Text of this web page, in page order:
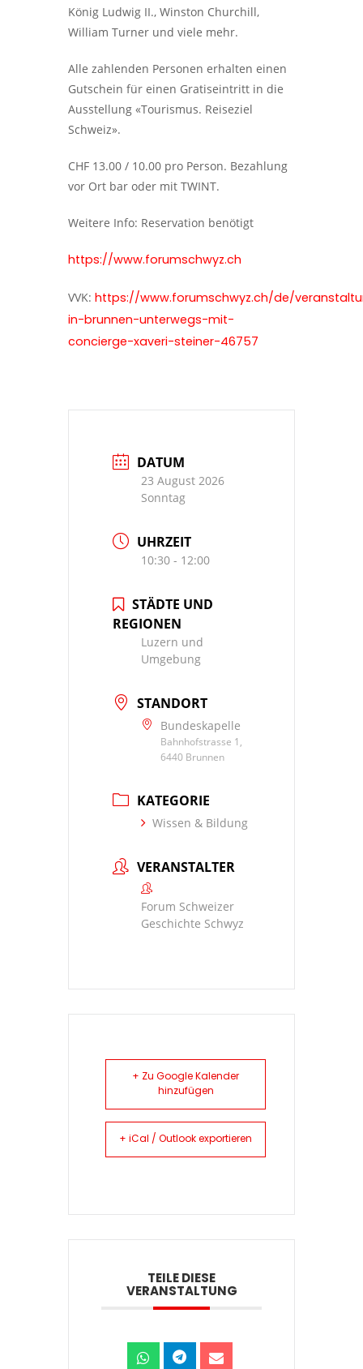
König Ludwig II., Winston Churchill,
William Turner und viele mehr.
Alle zahlenden Personen erhalten einen
Gutschein für einen Gratiseintritt in die
Ausstellung «Tourismus. Reiseziel
Schweiz».
CHF 13.00 / 10.00 pro Person. Bezahlung
vor Ort bar oder mit TWINT.
Weitere Info: Reservation benötigt
https://www.forumschwyz.ch
VVK: https://www.forumschwyz.ch/de/
in-brunnen-unterwegs-mit-
concierge-xaveri-steiner-46757
DATUM
23 August 2026
Sonntag
UHRZEIT
10:30 - 12:00
STÄDTE UND
REGIONEN
Luzern und
Umgebung
STANDORT
Bundeskapelle
Bahnhofstrasse 1,
6440 Brunnen
KATEGORIE
Wissen & Bildung
VERANSTALTER
Forum Schweizer
Geschichte Schwyz
+ Zu Google Kalender
hinzufügen
+ iCal / Outlook exportieren
TEILE DIESE
VERANSTALTUNG